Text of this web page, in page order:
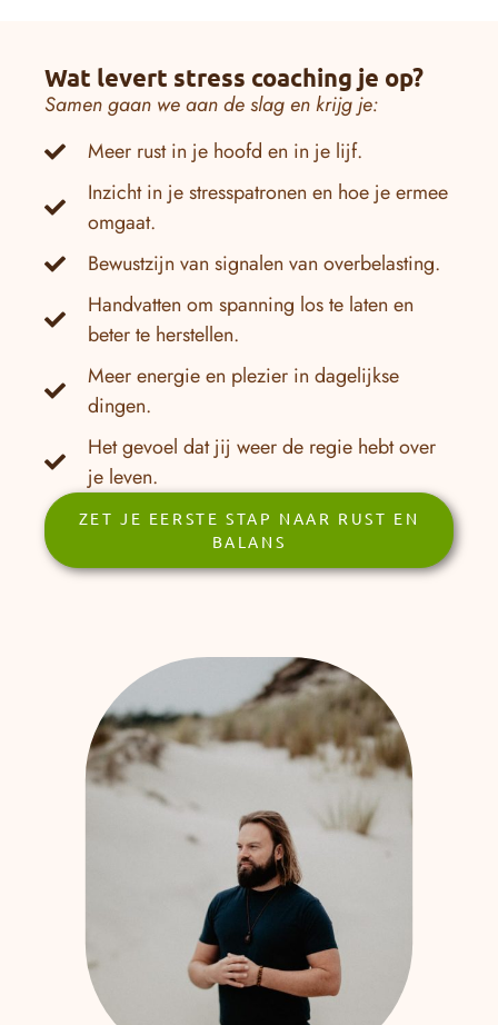
Wat levert stress coaching je op?
Samen gaan we aan de slag en krijg je:
Meer rust in je hoofd en in je lijf.
Inzicht in je stresspatronen en hoe je ermee
omgaat.
Bewustzijn van signalen van overbelasting.
Handvatten om spanning los te laten en
beter te herstellen.
Meer energie en plezier in dagelijkse
dingen.
Het gevoel dat jij weer de regie hebt over
je leven.
ZET JE EERSTE STAP NAAR RUST EN
BALANS